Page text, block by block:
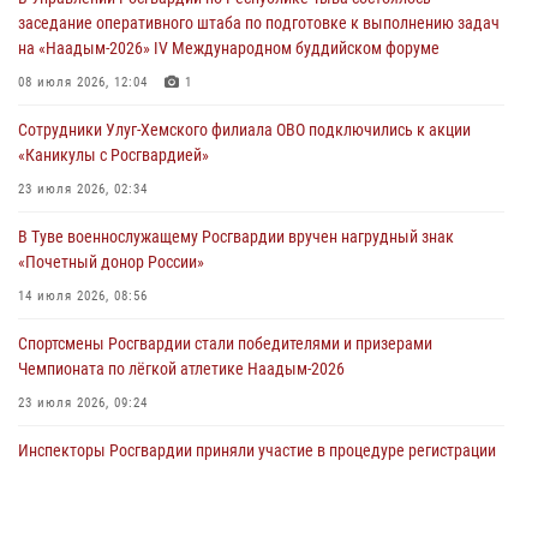
29 июля 2026, 08:37
В Туве офицер Росгвардии подвела итоги юбилейного личного
забега
Росгвардеец стал бронзовым призером Чемпионата Тувы по
национальной игре - стрельбе из традиционного лука
заседание оперативного штаба по подготовке к выполнению задач
на «Наадым-2026» IV Международном буддийском форуме
08 июля 2026, 12:04 1
Сотрудники Улуг-Хемского филиала ОВО подключились к акции
«Каникулы с Росгвардией»
23 июля 2026, 02:34
В Туве военнослужащему Росгвардии вручен нагрудный знак
«Почетный донор России»
14 июля 2026, 08:56
Спортсмены Росгвардии стали победителями и призерами
Чемпионата по лёгкой атлетике Наадым-2026
23 июля 2026, 09:24
Инспекторы Росгвардии приняли участие в процедуре регистрации